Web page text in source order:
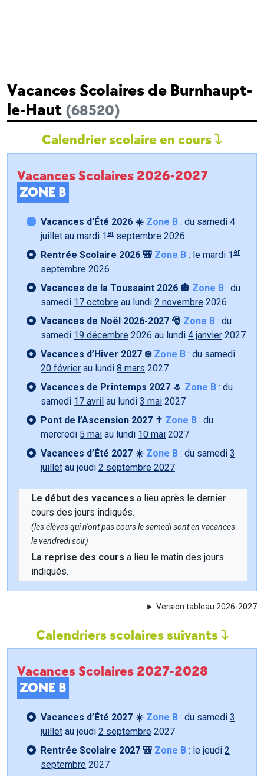
Vacances Scolaires de Burnhaupt-
le-Haut (68520)
Calendrier scolaire en cours
Vacances Scolaires 2026-2027
ZONE B
Vacances d’Été 2026 ☀️ Zone B : du samedi 4
juillet au mardi 1 er septembre 2026
Rentrée Scolaire 2026 🎒 Zone B : le mardi 1 er
septembre 2026
Vacances de la Toussaint 2026 🎃 Zone B : du
samedi 17 octobre au lundi 2 novembre 2026
Vacances de Noël 2026-2027 🎅 Zone B : du
samedi 19 décembre 2026 au lundi 4 janvier 2027
Vacances d’Hiver 2027 ❄️ Zone B : du samedi
20 février au lundi 8 mars 2027
Vacances de Printemps 2027 🌷 Zone B : du
samedi 17 avril au lundi 3 mai 2027
Pont de l’Ascension 2027 ✝️ Zone B : du
mercredi 5 mai au lundi 10 mai 2027
Vacances d’Été 2027 ☀️ Zone B : du samedi 3
juillet au jeudi 2 septembre 2027
Le début des vacances a lieu après le dernier
cours des jours indiqués.
(les élèves qui n'ont pas cours le samedi sont en vacances
le vendredi soir)
La reprise des cours a lieu le matin des jours
indiqués.
Version tableau 2026-2027
Calendriers scolaires suivants
Vacances Scolaires 2027-2028
ZONE B
Vacances d’Été 2027 ☀️ Zone B : du samedi 3
juillet au jeudi 2 septembre 2027
Rentrée Scolaire 2027 🎒 Zone B : le jeudi 2
septembre 2027